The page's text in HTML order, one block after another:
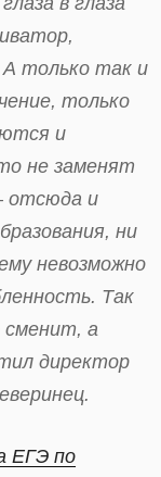
А только так и
только
и
не заменят
отсюда и
ни
невозможно
Так
сменит, а
директор
ЕГЭ по